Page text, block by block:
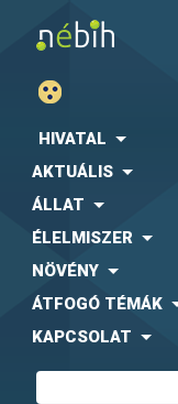
HIVATAL
AKTUÁLIS
ÁLLAT
ÉLELMISZER
NÖVÉNY
ÁTFOGÓ TÉMÁK
KAPCSOLAT